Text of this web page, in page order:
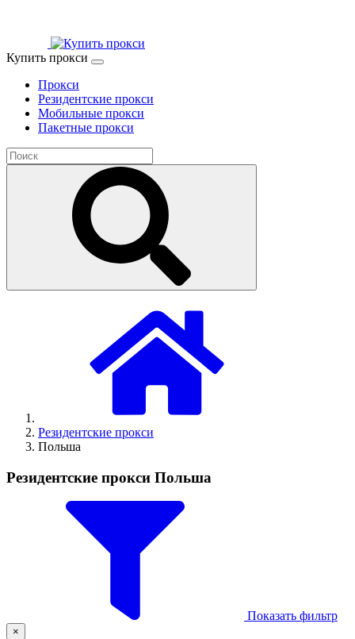
Купить прокси
Прокси
Резидентские прокси
Мобильные прокси
Пакетные прокси
Резидентские прокси
Польша
Резидентские прокси Польша
Показать фильтр
×